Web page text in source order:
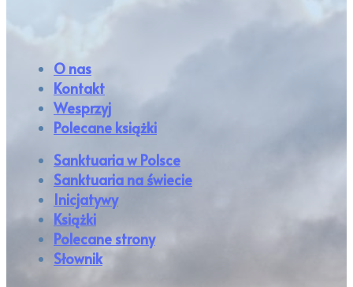
O nas
Kontakt
Wesprzyj
Polecane książki
Sanktuaria w Polsce
Sanktuaria na świecie
Inicjatywy
Książki
Polecane strony
Słownik